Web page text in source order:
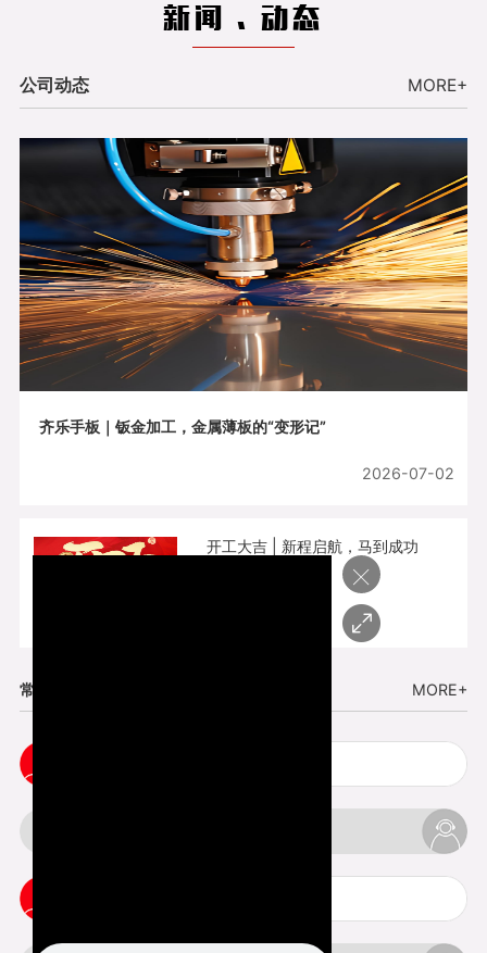
新闻 . 动态
公司动态 MORE+
齐乐手板｜钣金加工，金属薄板的“变形记”
2026-07-02
开工大吉 | 新程启航，马到成功
常见问题 MORE+
×